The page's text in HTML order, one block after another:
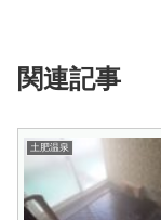
関連記事
土肥温泉